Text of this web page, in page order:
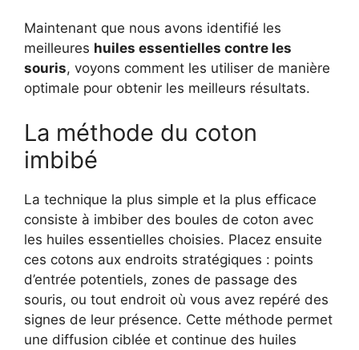
Maintenant que nous avons identifié les
meilleures huiles essentielles contre les
souris, voyons comment les utiliser de manière
optimale pour obtenir les meilleurs résultats.
La méthode du coton
imbibé
La technique la plus simple et la plus efficace
consiste à imbiber des boules de coton avec
les huiles essentielles choisies. Placez ensuite
ces cotons aux endroits stratégiques : points
d’entrée potentiels, zones de passage des
souris, ou tout endroit où vous avez repéré des
signes de leur présence. Cette méthode permet
une diffusion ciblée et continue des huiles